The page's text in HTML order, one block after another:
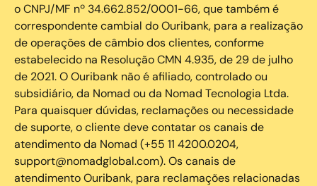
o CNPJ/MF nº 34.662.852/0001-66, que também é
correspondente cambial do Ouribank, para a realização
de operações de câmbio dos clientes, conforme
estabelecido na Resolução CMN 4.935, de 29 de julho
de 2021. O Ouribank não é afiliado, controlado ou
subsidiário, da Nomad ou da Nomad Tecnologia Ltda.
Para quaisquer dúvidas, reclamações ou necessidade
de suporte, o cliente deve contatar os canais de
atendimento da Nomad (+55 11 4200.0204,
support@nomadglobal.com). Os canais de
atendimento Ouribank, para reclamações relacionadas